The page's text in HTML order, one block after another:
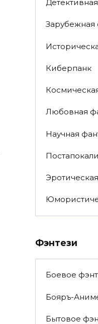
Зарубежная
Киберпанк
Любовная
Научная
Фэнтези
Боевое
Бояръ-
Бытовое